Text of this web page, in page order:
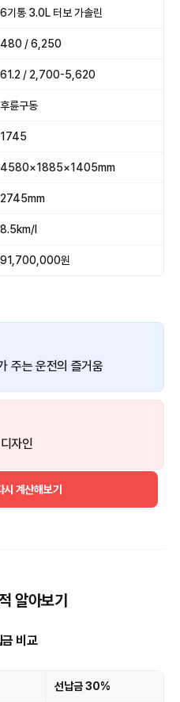
6기통 3.0L 터보 가솔린
480 / 6,250
61.2 / 2,700-5,620
후륜구동
1745
4580×1885×1405mm
2745mm
8.5km/l
91,700,000원
주는 운전의 즐거움
자인
시 계산해보기
알아보기
비교
선납금 30%